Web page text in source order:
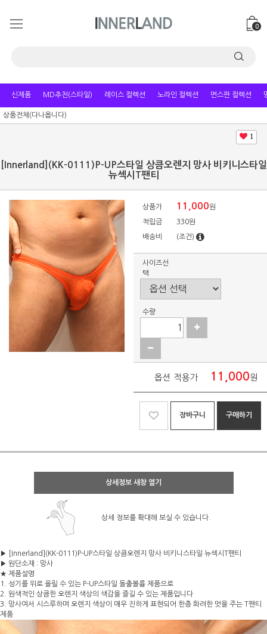
0
신제품 MD추천(스타일) 레이스 컬렉션 노라인 컬렉션 면스판 컬렉션
상품전체(다나옵니다)
1
[Innerland](KK-0111)P-UP스타일 상큼오렌지 망사 비키니스타일
뉴섹시T팬티
상품가 11,000원
적립금 330원
배송비 (조건)
사이즈선
택
수량
옵션 적용가 11,000원
장바구니 구매하기
상세정보 새창 열기
상세 정보를 확대해 보실 수 있습니다.
▶ [Innerland](KK-0111)P-UP스타일 상큼오렌지 망사 비키니스타일 뉴섹시T팬티
▶ 원단소재 : 망사
★ 제품설명
1. 성기를 위로 올릴 수 있는 P-UP스타일 돌출볼륨 제품으로
2. 원색적인 상큼한 오렌지 색상의 색감을 즐길 수 있는 제품입니다
3. 망사여서 시스루하며 오렌지 색상이 매우 진하게 표현되어 한층 화려한 멋을 주는 T팬티
제품